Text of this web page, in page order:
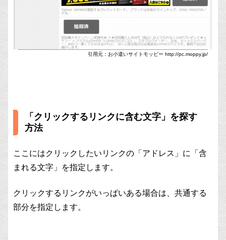
引用元：お小遣いサイトモッピー http://pc.moppy.jp/
「クリックするリンクに含む文字」を探す
方法
ここにはクリックしたいリンクの「アドレス」に「含
まれる文字」を指定します。
クリックするリンクがいっぱいある場合は、共通する
部分を指定します。